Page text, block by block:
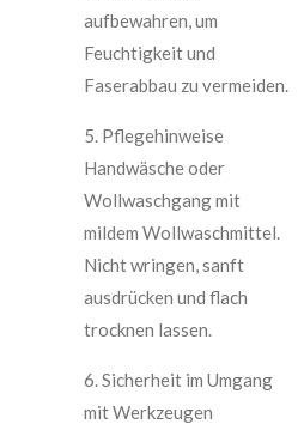
aufbewahren, um
Feuchtigkeit und
Faserabbau zu vermeiden.
5. Pflegehinweise
Handwäsche oder
Wollwaschgang mit
mildem Wollwaschmittel.
Nicht wringen, sanft
ausdrücken und flach
trocknen lassen.
6. Sicherheit im Umgang
mit Werkzeugen